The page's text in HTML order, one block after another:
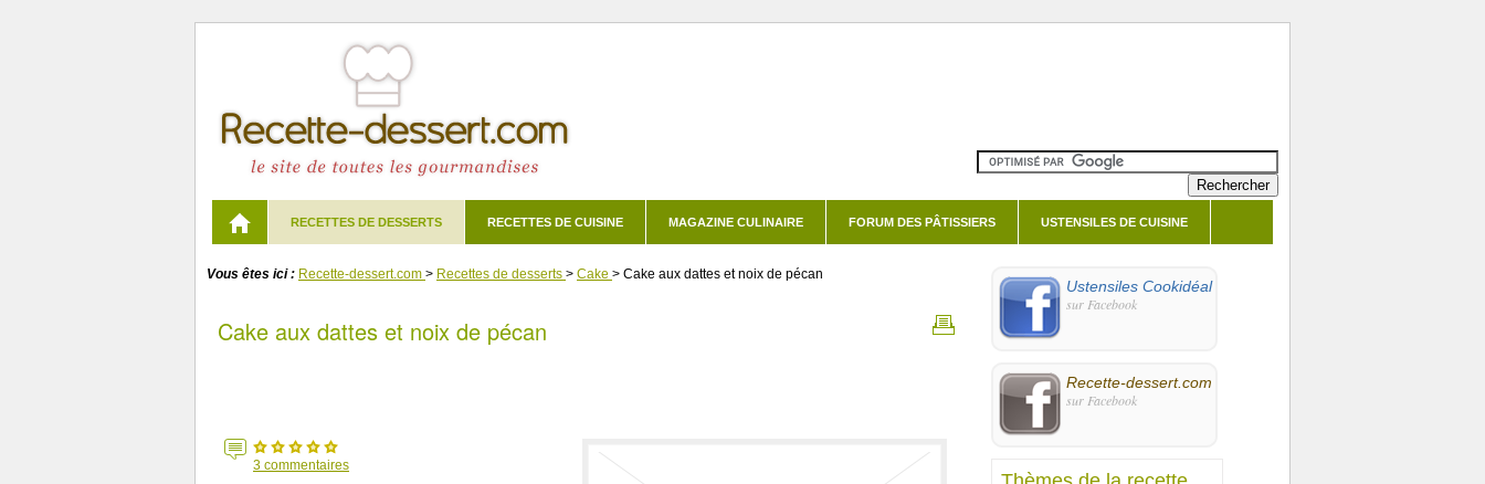
RECETTES DE DESSERTS RECETTES DE CUISINE MAGAZINE CULINAIRE FORUM DES PÂTISSIERS USTENSILES DE CUISINE
Vous êtes ici : Recette-dessert.com > Recettes de desserts > Cake > Cake aux dattes et noix de pécan
Cake aux dattes et noix de pécan
3 commentaires
Ustensiles Cookidéal
sur Facebook
Recette-dessert.com
sur Facebook